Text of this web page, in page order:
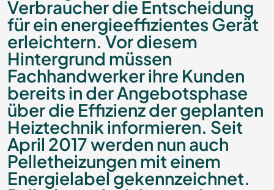
Verbraucher die Entscheidung
für ein energieeffizientes Gerät
erleichtern. Vor diesem
Hintergrund müssen
Fachhandwerker ihre Kunden
bereits in der Angebotsphase
über die Effizienz der geplanten
Heiztechnik informieren. Seit
April 2017 werden nun auch
Pelletheizungen mit einem
Energielabel gekennzeichnet.